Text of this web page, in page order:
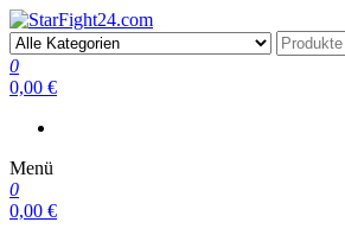
StarFight24.com
Kampfsportartikel
0
0,00 €
Menü
0
0,00 €